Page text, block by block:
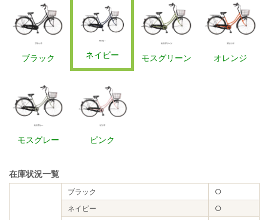
ブラック ネイビー モスグリーン オレンジ
モスグレー ピンク
在庫状況一覧
ブラック
○
ネイビー
○